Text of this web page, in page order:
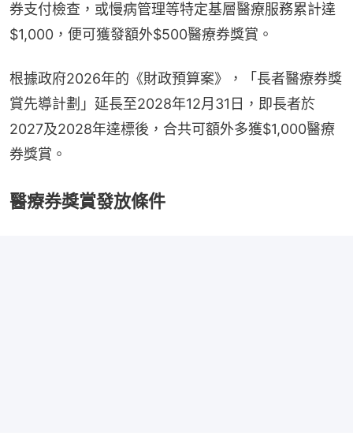
券支付檢查，或慢病管理等特定基層醫療服務累計達
$1,000，便可獲發額外$500醫療券獎賞。
根據政府2026年的《財政預算案》，「長者醫療券獎
賞先導計劃」延長至2028年12月31日，即長者於
2027及2028年達標後，合共可額外多獲$1,000醫療
券獎賞。
醫療券獎賞發放條件